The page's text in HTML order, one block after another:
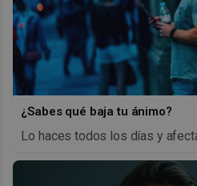
¿Sabes qué baja tu ánimo?
Lo haces todos los días y